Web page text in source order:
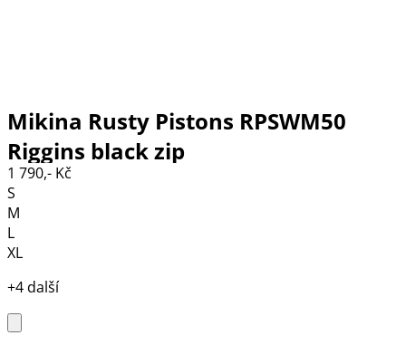
Mikina Rusty Pistons RPSWM50
Riggins black zip
1 790,- Kč
S
M
L
XL
+4 další